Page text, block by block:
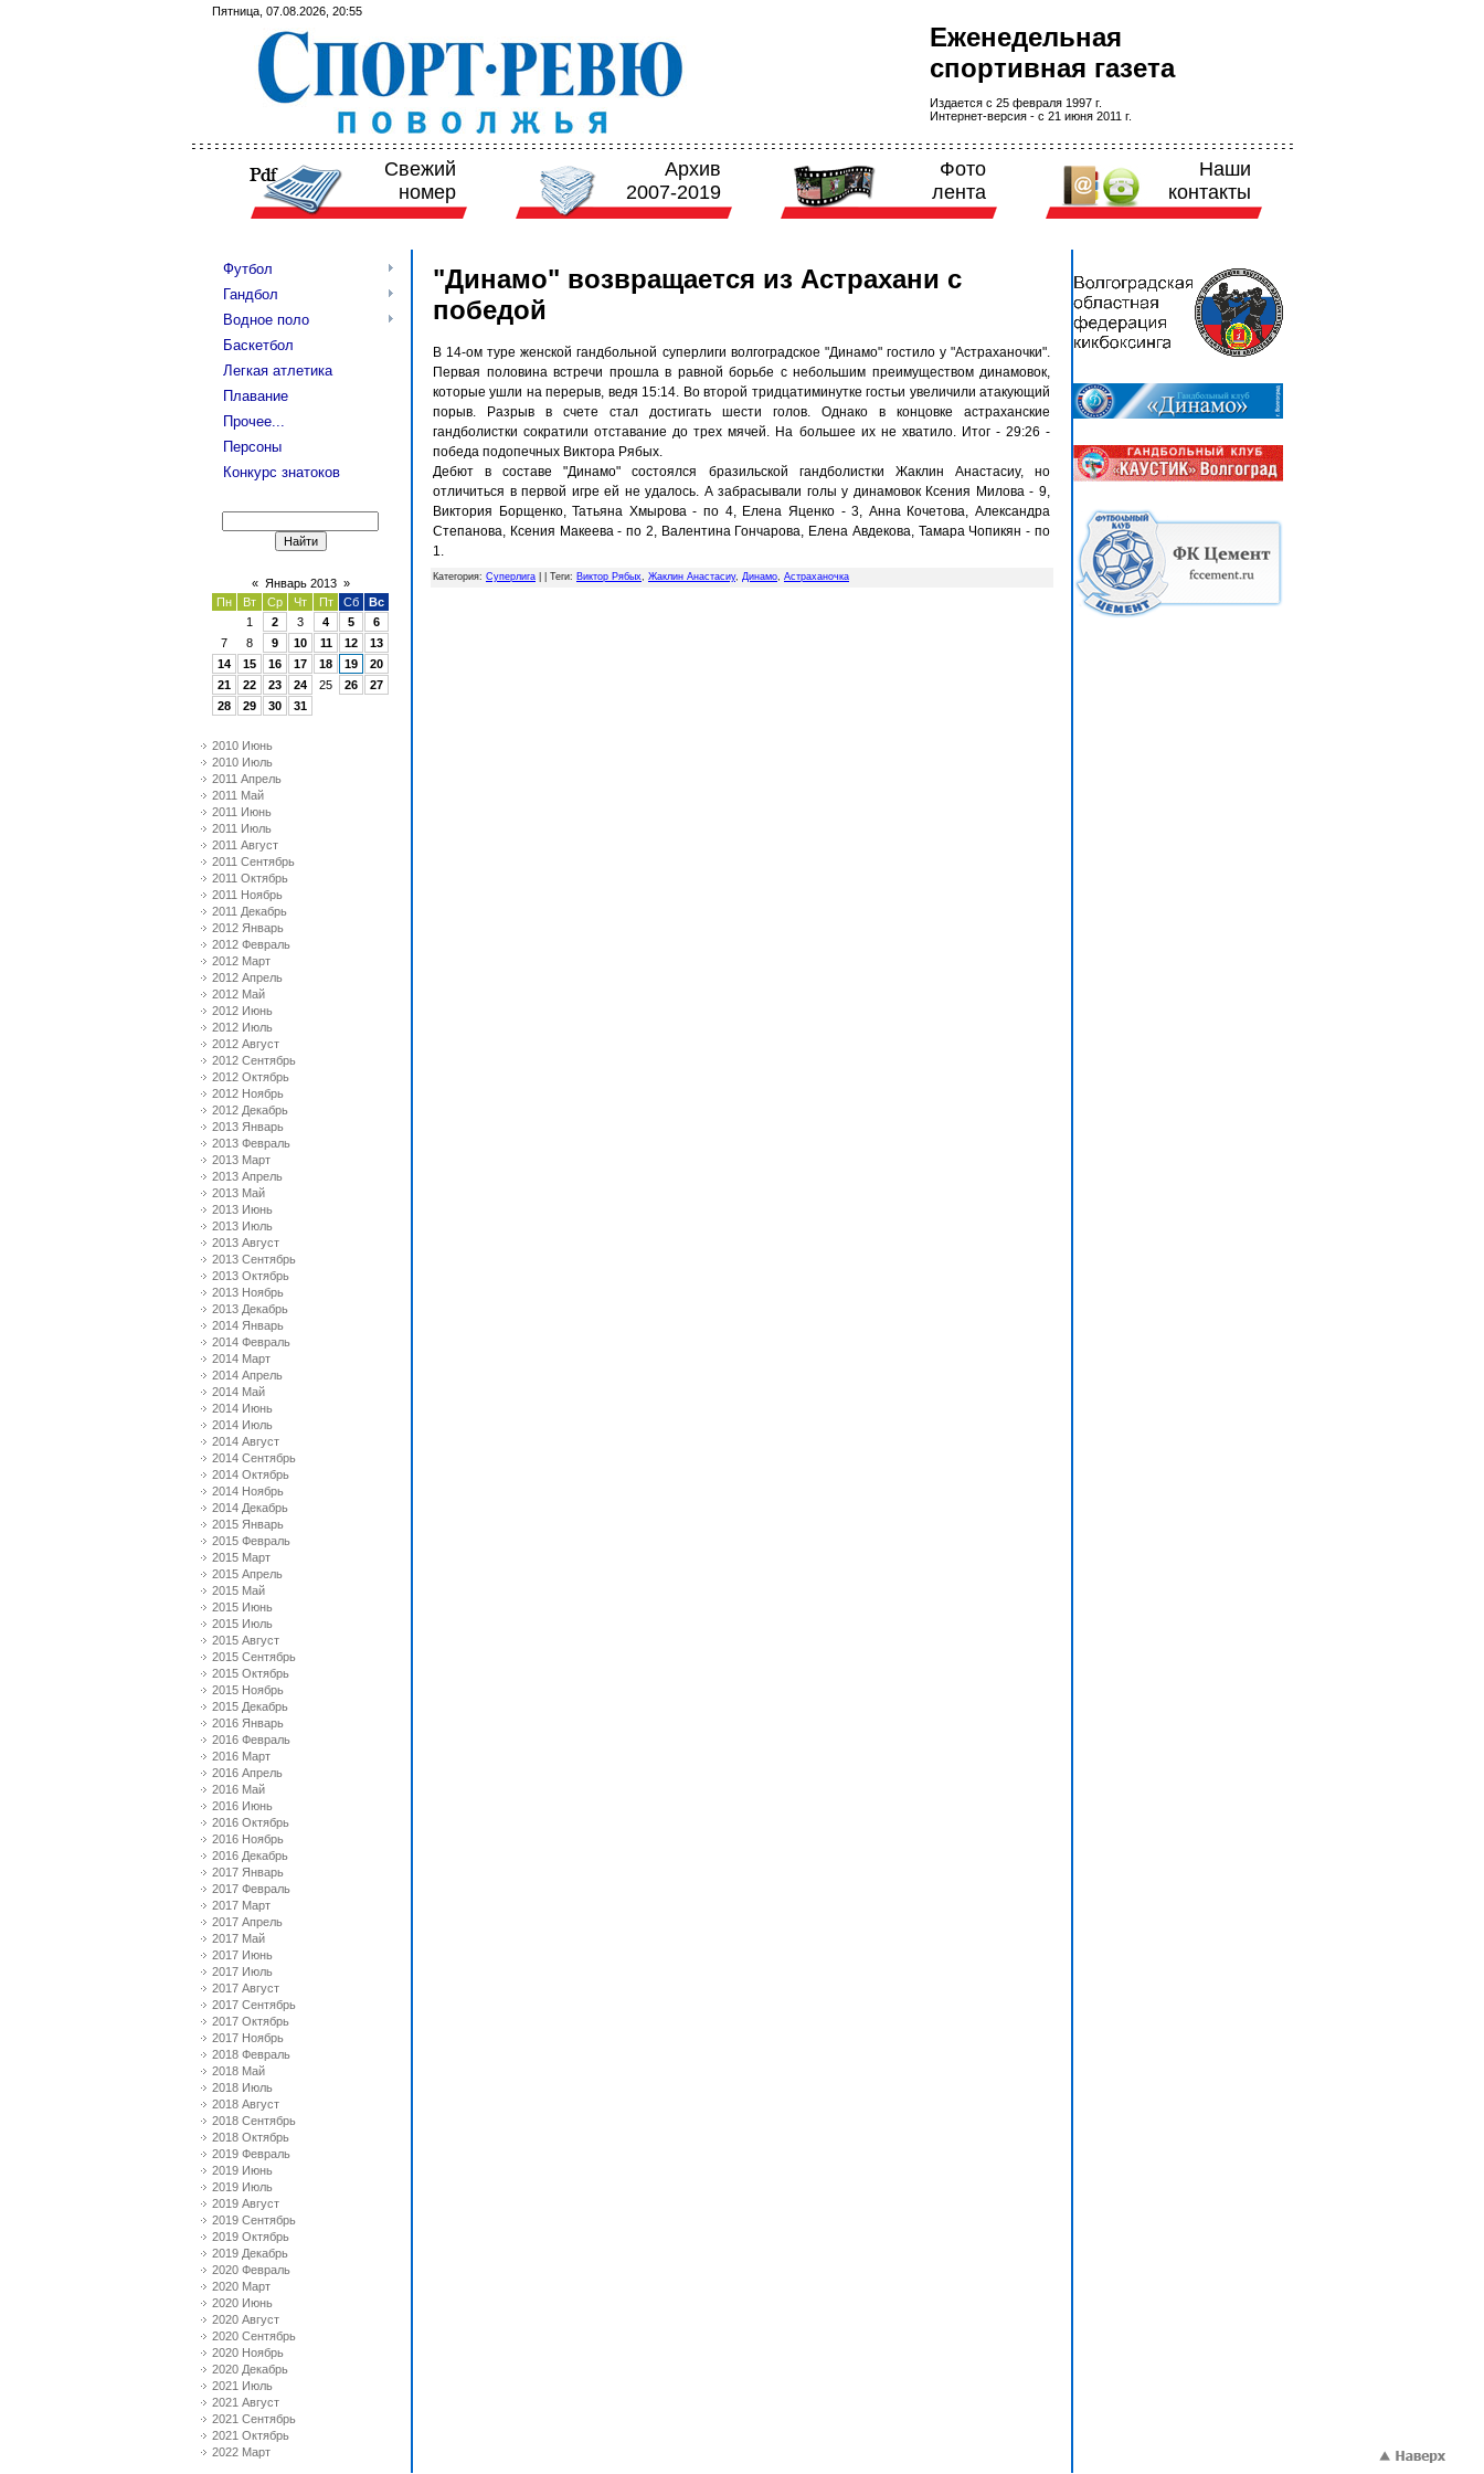
Пятница, 07.08.2026, 20:55
Еженедельная
спортивная газета
Издается с 25 февраля 1997 г.
Интернет-версия - с 21 июня 2011 г.
Свежий
номер
Архив
2007-2019
Фото
лента
Наши
контакты
Футбол
Гандбол
Водное поло
Баскетбол
Легкая атлетика
Плавание
Прочее...
Персоны
Конкурс знатоков
« Январь 2013 »
Пн
Вт Ср Чт Пт Сб
Вс
1
2 3 4 5
6
7
8 9 10 11 12
13
14
15 16 17 18 19
20
21
22 23 24 25 26
27
28
29 30 31
2010 Июнь
2010 Июль
2011 Апрель
2011 Май
2011 Июнь
2011 Июль
2011 Август
2011 Сентябрь
2011 Октябрь
2011 Ноябрь
2011 Декабрь
2012 Январь
2012 Февраль
2012 Март
2012 Апрель
2012 Май
2012 Июнь
2012 Июль
2012 Август
2012 Сентябрь
2012 Октябрь
2012 Ноябрь
2012 Декабрь
2013 Январь
2013 Февраль
2013 Март
2013 Апрель
2013 Май
2013 Июнь
2013 Июль
2013 Август
2013 Сентябрь
2013 Октябрь
2013 Ноябрь
2013 Декабрь
2014 Январь
2014 Февраль
2014 Март
2014 Апрель
2014 Май
2014 Июнь
2014 Июль
2014 Август
2014 Сентябрь
2014 Октябрь
2014 Ноябрь
2014 Декабрь
2015 Январь
2015 Февраль
2015 Март
2015 Апрель
2015 Май
2015 Июнь
2015 Июль
2015 Август
2015 Сентябрь
2015 Октябрь
2015 Ноябрь
2015 Декабрь
2016 Январь
2016 Февраль
2016 Март
2016 Апрель
2016 Май
2016 Июнь
2016 Октябрь
2016 Ноябрь
2016 Декабрь
2017 Январь
2017 Февраль
2017 Март
2017 Апрель
2017 Май
2017 Июнь
2017 Июль
2017 Август
2017 Сентябрь
2017 Октябрь
2017 Ноябрь
2018 Февраль
2018 Май
2018 Июль
2018 Август
2018 Сентябрь
2018 Октябрь
2019 Февраль
2019 Июнь
2019 Июль
2019 Август
2019 Сентябрь
2019 Октябрь
2019 Декабрь
2020 Февраль
2020 Март
2020 Июнь
2020 Август
2020 Сентябрь
2020 Ноябрь
2020 Декабрь
2021 Июль
2021 Август
2021 Сентябрь
2021 Октябрь
2022 Март
"Динамо" возвращается из Астрахани с
победой
В 14-ом туре женской гандбольной суперлиги волгоградское "Динамо" гостило у "Астраханочки".
Первая половина встречи прошла в равной борьбе с небольшим преимуществом динамовок,
которые ушли на перерыв, ведя 15:14. Во второй тридцатиминутке гостьи увеличили атакующий
порыв. Разрыв в счете стал достигать шести голов. Однако в концовке астраханские
гандболистки сократили отставание до трех мячей. На большее их не хватило. Итог - 29:26 -
победа подопечных Виктора Рябых.
Дебют в составе "Динамо" состоялся бразильской гандболистки Жаклин Анастасиу, но
отличиться в первой игре ей не удалось. А забрасывали голы у динамовок Ксения Милова - 9,
Виктория Борщенко, Татьяна Хмырова - по 4, Елена Яценко - 3, Анна Кочетова, Александра
Степанова, Ксения Макеева - по 2, Валентина Гончарова, Елена Авдекова, Тамара Чопикян - по
1.
Категория: Суперлига Теги: Виктор Рябых, Жаклин Анастасиу, Динамо, Астраханочка